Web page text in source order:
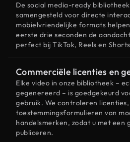
De social media-ready
samengesteld voor directe
mobielvriendelijke formats
eerste drie seconden de
perfect bij TikTok, Reels en
Commerciële licenties en
Elke video in onze bibliotheek –
gegenereerd – is goedgekeurd
gebruik. We controleren licenties,
toestemmingsformulieren van
handelsmerken, zodat u met een
publiceren.